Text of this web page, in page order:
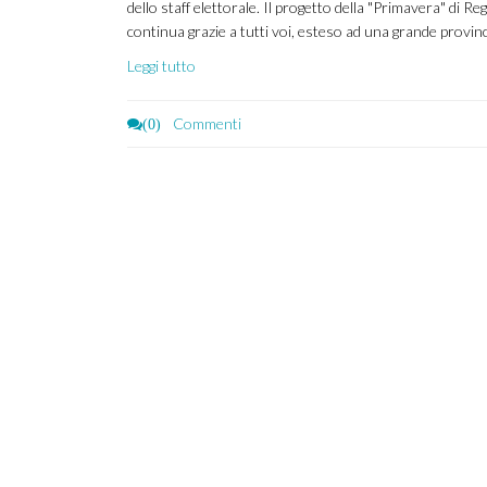
dello staff elettorale. Il progetto della "Primavera" di
continua grazie a tutti voi, esteso ad una grande
Leggi tutto
(0) Commenti